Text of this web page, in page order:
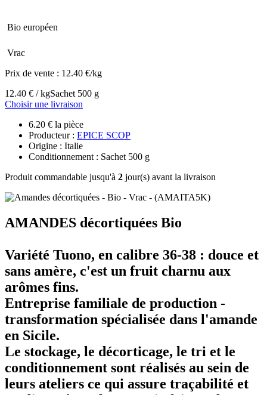
Bio européen
Vrac
Prix de vente : 12.40 €/kg
12.40 € / kgSachet 500 g
Choisir une livraison
6.20 € la pièce
Producteur : EPICE SCOP
Origine : Italie
Conditionnement : Sachet 500 g
Produit commandable jusqu'à 2 jour(s) avant la livraison
AMANDES décortiquées Bio
Variété Tuono, en calibre 36-38 : douce et
sans amère, c'est un fruit charnu aux
arômes fins.
Entreprise familiale de production -
transformation spécialisée dans l'amande
en Sicile.
Le stockage, le décorticage, le tri et le
conditionnement sont réalisés au sein de
leurs ateliers ce qui assure traçabilité et